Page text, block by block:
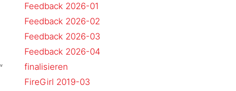
Feedback 2026-01
Feedback 2026-02
Feedback 2026-03
Feedback 2026-04
finalisieren
FireGirl 2019-03